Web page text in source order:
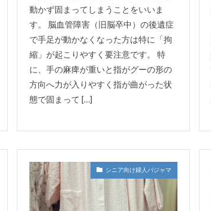
動かず固まってしまうことをいいま
す。 脳血管障害（旧脳卒中）の後遺症
で手足が動かなくなった方は特に「拘
縮」が起こりやすく要注意です。 特
に、手の麻痺が重いと指がグーの形の
方向へ力が入りやすく指が曲がった状
態で固まって […]
シニア向け婦人パジャマ